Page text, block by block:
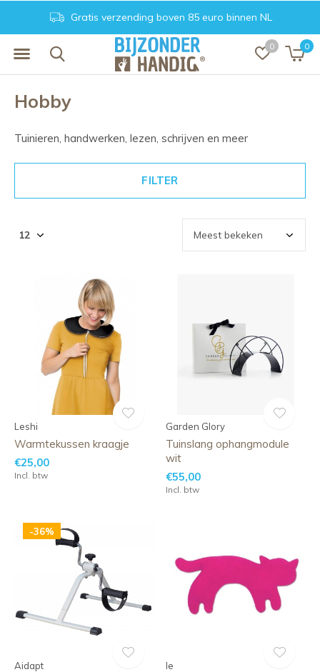
0 0
euro binnen NL Achteraf betalen.
Hobby
Tuinieren, handwerken, lezen, schrijven en meer
FILTER
Leshi
Warmtekussen kraagje
€25,00
Incl. btw
Garden Glory
Tuinslang ophangmodule
wit
€55,00
Incl. btw
-36%
Aidapt le